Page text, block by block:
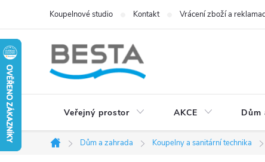
obsah
Koupelnové studio Kontakt Vrácení zboží a
Veřejný prostor AKCE Dům
Domů
Dům a zahrada Koupelny a sanitární technika